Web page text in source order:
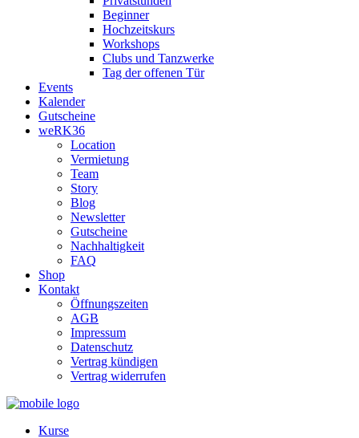
Beginner
Hochzeitskurs
Workshops
Clubs und Tanzwerke
Tag der offenen Tür
Events
Kalender
Gutscheine
weRK36
Location
Vermietung
Team
Story
Blog
Newsletter
Gutscheine
Nachhaltigkeit
FAQ
Shop
Kontakt
Öffnungszeiten
AGB
Impressum
Datenschutz
Vertrag kündigen
Vertrag widerrufen
Kurse